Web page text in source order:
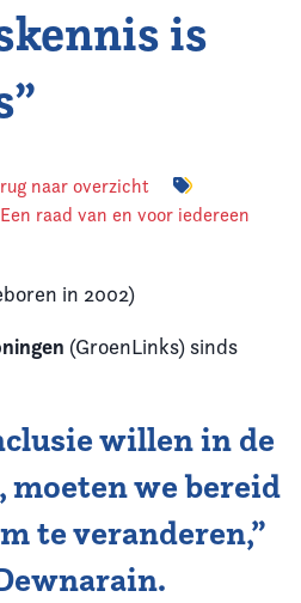
is
naar overzicht
Een raad van en voor iedereen
in 2002)
(GroenLinks) sinds
willen in de
moeten we bereid
te veranderen,”